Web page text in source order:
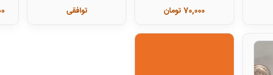
70,000 تومان توافقی